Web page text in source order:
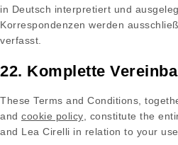
in Deutsch interpretiert und
Korrespondenzen werden
verfasst.
22. Komplette
These Terms and Conditions,
and cookie policy , constitute the
and Lea Cirelli in relation to your